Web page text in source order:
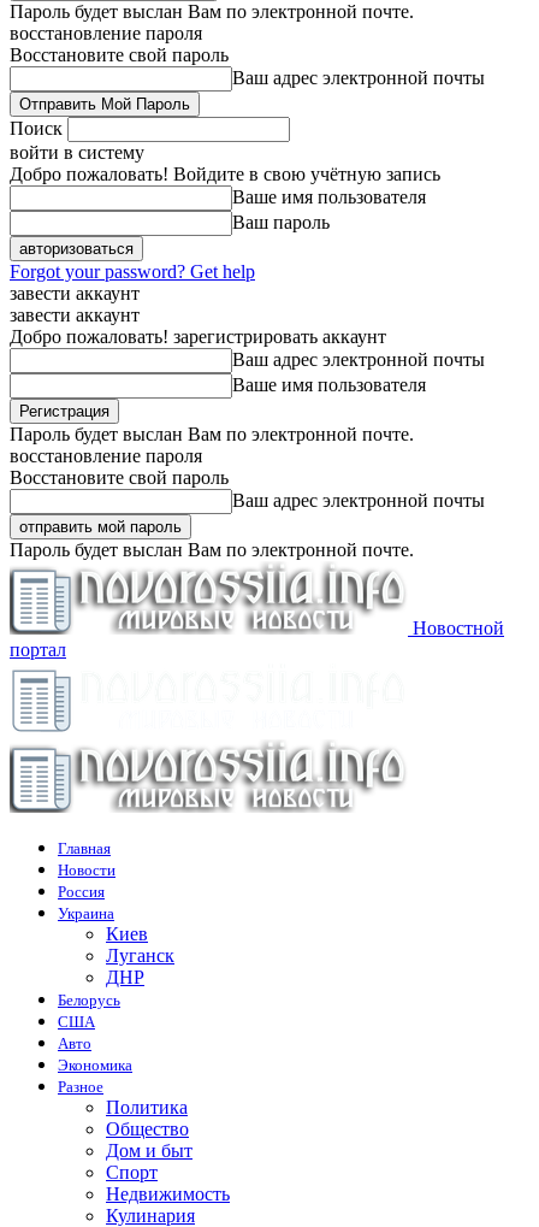
Пароль будет выслан Вам по электронной почте.
восстановление пароля
Восстановите свой пароль
Ваш адрес электронной почты
Поиск
войти в систему
Добро пожаловать! Войдите в свою учётную запись
Ваше имя пользователя
Ваш пароль
Forgot your password? Get help
завести аккаунт
завести аккаунт
Добро пожаловать! зарегистрировать аккаунт
Ваш адрес электронной почты
Ваше имя пользователя
Пароль будет выслан Вам по электронной почте.
восстановление пароля
Восстановите свой пароль
Ваш адрес электронной почты
Пароль будет выслан Вам по электронной почте.
Новостной
портал
Главная
Новости
Россия
Украина
Киев
Луганск
ДНР
Белорусь
США
Авто
Экономика
Разное
Политика
Общество
Дом и быт
Спорт
Недвижимость
Кулинария